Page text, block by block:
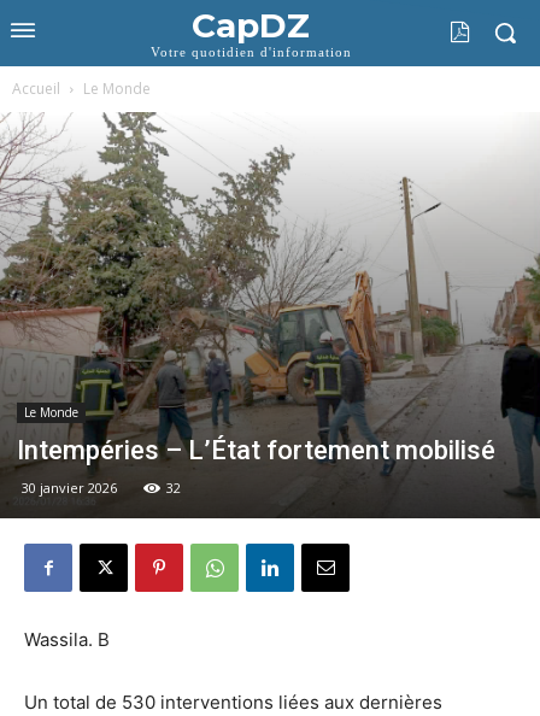
CapDZ
Votre quotidien d'information
Accueil Le Monde
Le Monde
Intempéries – L’État fortement mobilisé
30 janvier 2026 32
Wassila. B
Un total de 530 interventions liées aux dernières